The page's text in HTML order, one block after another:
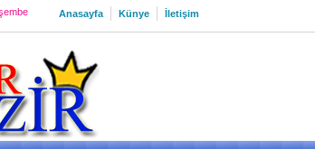
Anasayfa Künye İletişim